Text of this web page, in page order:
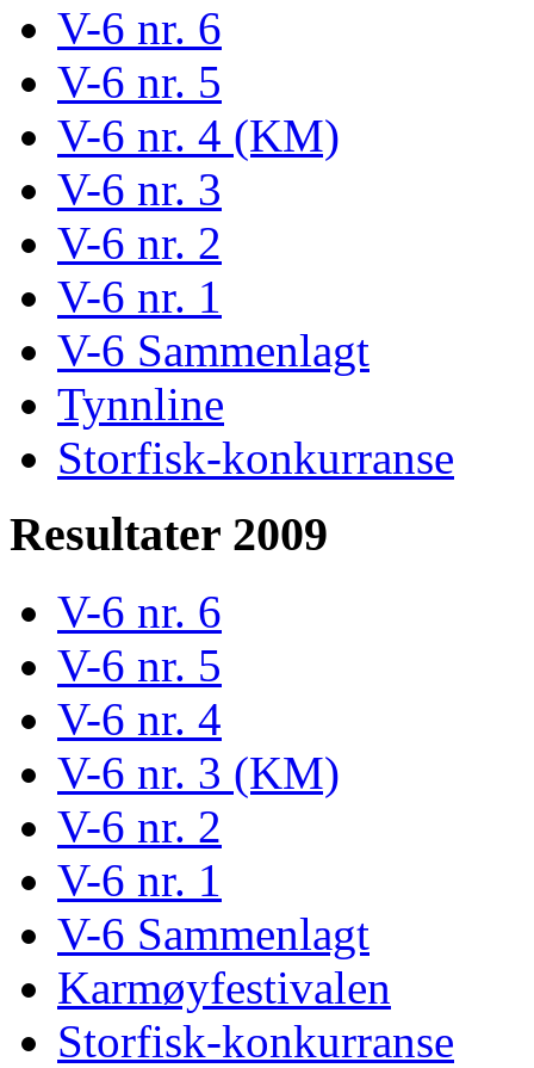
V-6 nr. 6
V-6 nr. 5
V-6 nr. 4 (KM)
V-6 nr. 3
V-6 nr. 2
V-6 nr. 1
V-6 Sammenlagt
Tynnline
Storfisk-konkurranse
Resultater 2009
V-6 nr. 6
V-6 nr. 5
V-6 nr. 4
V-6 nr. 3 (KM)
V-6 nr. 2
V-6 nr. 1
V-6 Sammenlagt
Karmøyfestivalen
Storfisk-konkurranse